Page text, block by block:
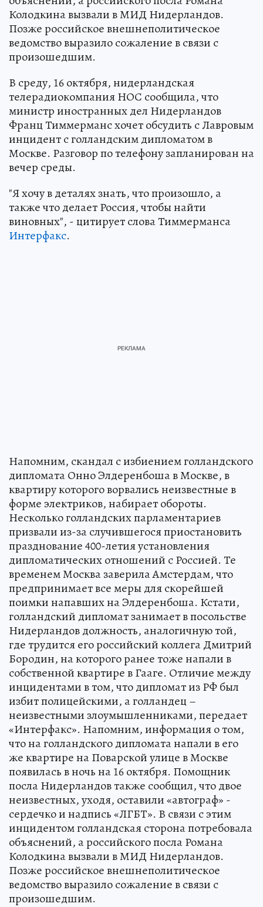
Колодкина вызвали в МИД Нидерландов.
Позже российское внешнеполитическое
ведомство выразило сожаление в связи с
произошедшим.
В среду, 16 октября, нидерландская
телерадиокомпания НОС сообщила, что
министр иностранных дел Нидерландов
Франц Тиммерманс хочет обсудить с Лавровым
инцидент с голландским дипломатом в
Москве. Разговор по телефону запланирован на
вечер среды.
"Я хочу в деталях знать, что произошло, а
также что делает Россия, чтобы найти
виновных", - цитирует слова Тиммерманса
Интерфакс.
Напомним, скандал с избиением голландского
дипломата Онно Элдеренбоша в Москве, в
квартиру которого ворвались неизвестные в
форме электриков, набирает обороты.
Несколько голландских парламентариев
призвали из-за случившегося приостановить
празднование 400-летия установления
дипломатических отношений с Россией. Те
временем Москва заверила Амстердам, что
предпринимает все меры для скорейшей
поимки напавших на Элдеренбоша. Кстати,
голландский дипломат занимает в посольстве
Нидерландов должность, аналогичную той,
где трудится его российский коллега Дмитрий
Бородин, на которого ранее тоже напали в
собственной квартире в Гааге. Отличие между
инцидентами в том, что дипломат из РФ был
избит полицейскими, а голландец –
неизвестными злоумышленниками, передает
«Интерфакс». Напомним, информация о том,
что на голландского дипломата напали в его
же квартире на Поварской улице в Москве
появилась в ночь на 16 октября. Помощник
посла Нидерландов также сообщил, что двое
неизвестных, уходя, оставили «автограф» -
сердечко и надпись «ЛГБТ». В связи с этим
инцидентом голландская сторона потребовала
объяснений, а российского посла Романа
Колодкина вызвали в МИД Нидерландов.
Позже российское внешнеполитическое
ведомство выразило сожаление в связи с
произошедшим.